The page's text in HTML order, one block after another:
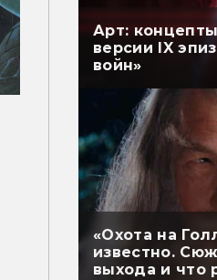
Арт:
версии IX
войн»
«Охота на
известно.
выхода и что